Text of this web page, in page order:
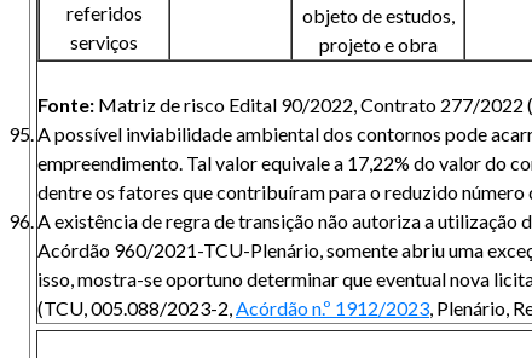
referidos
serviços
objeto de estudos,
projeto e obra
Fonte: Matriz de risco Edital 90/2022, Contrato 277/2022
A possível inviabilidade ambiental dos contornos pode
empreendimento. Tal valor equivale a 17,22% do valor do
dentre os fatores que contribuíram para o reduzido número
A existência de regra de transição não autoriza a
Acórdão 960/2021-TCU-Plenário, somente abriu uma
isso, mostra-se oportuno determinar que eventual nova
(TCU, 005.088/2023-2,Acórdão n.º 1912/2023, Plenário,